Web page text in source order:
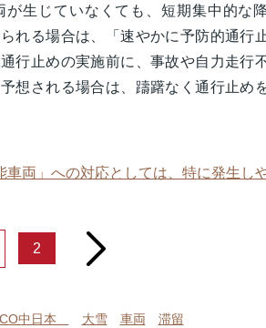
生じていなくても、短期集中的な
れる場合は、「速やかに予防的通行
行止めの実施前に、事故や自力走行
想される場合は、躊躇なく通行止め
車両」への対応としては、特に発生し
2 next
中日本 大雪 車両 滞留